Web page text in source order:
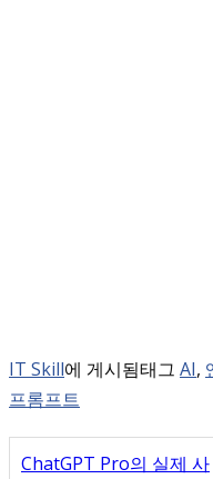
IT Skill에 게시됨태그 AI,
프롬프트
ChatGPT Pro의 실제 사